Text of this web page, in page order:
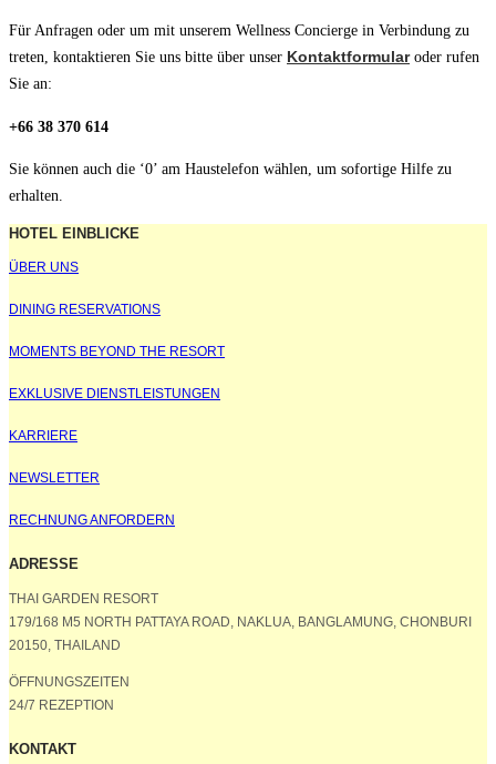
Für Anfragen oder um mit unserem Wellness Concierge in Verbindung zu
treten, kontaktieren Sie uns bitte über unser Kontaktformularoder rufen
Sie an:
+66 38 370 614
Sie können auch die ‘0’ am Haustelefon wählen, um sofortige Hilfe zu
erhalten.
HOTEL EINBLICKE
ÜBER UNS
DINING RESERVATIONS
MOMENTS BEYOND THE RESORT
EXKLUSIVE DIENSTLEISTUNGEN
KARRIERE
NEWSLETTER
RECHNUNG ANFORDERN
ADRESSE
THAI GARDEN RESORT
179/168 M5 NORTH PATTAYA ROAD, NAKLUA, BANGLAMUNG, CHONBURI
20150, THAILAND
ÖFFNUNGSZEITEN
24/7 REZEPTION
KONTAKT